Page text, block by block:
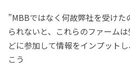
”MBBではなく何故弊社を受けた
られないと、これらのファーム
どに参加して情報をインプット
こう